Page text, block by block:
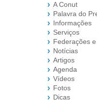
A Conut
Palavra do
Informações
Serviços
Federações
Notícias
Artigos
Agenda
Vídeos
Fotos
Dicas